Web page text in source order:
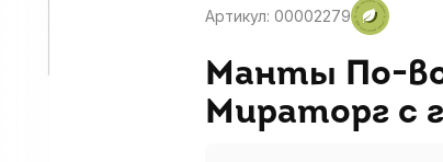
Артикул: 00002279
Манты По-
Мираторг с